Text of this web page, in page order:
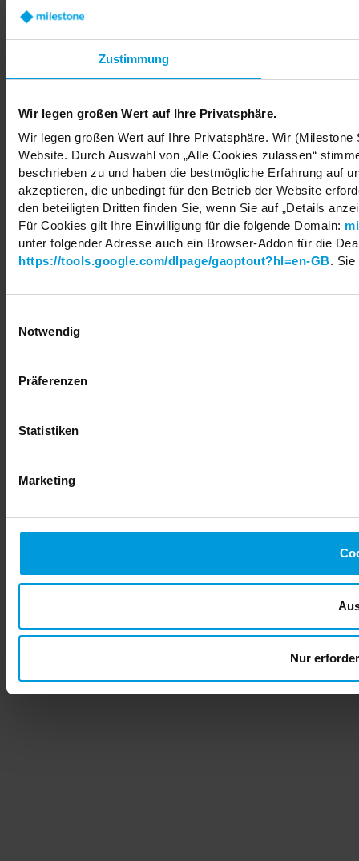
Zustimmung
Wir legen großen Wert auf Ihre Privatsphäre.
Wir legen großen Wert auf Ihre Privatsphäre. Wir
Website. Durch Auswahl von „Alle Cookies zulassen“
beschrieben zu und haben die bestmögliche Erfahrung auf
akzeptieren, die unbedingt für den Betrieb der Website
den beteiligten Dritten finden Sie, wenn Sie auf „Details
Für Cookies gilt Ihre Einwilligung für die folgende Domain:
unter folgender Adresse auch ein Browser-Addon für die
https://tools.google.com/dlpage/gaoptout?hl=en-GB.
Notwendig
Präferenzen
Statistiken
Marketing
Nur
Share your feedback